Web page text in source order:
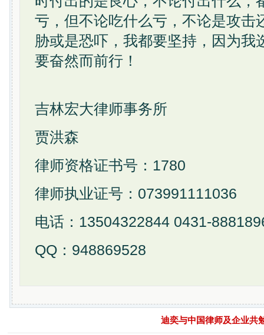
亏，但不论吃什么亏，不论是攻击
胁或是恐吓，我都要坚持，因为我
要奋然而前行！
吉林宏大律师事务所
贾洪森
律师资格证书号：1780
律师执业证号：073991111036
电话：13504322844 0431-
QQ：948869528
迪奕与中国律师及企业共